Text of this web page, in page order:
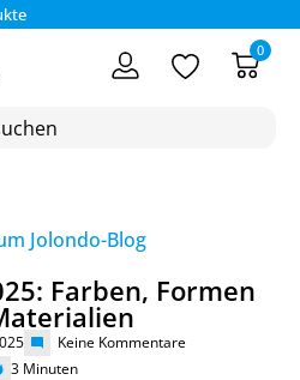
0
Jolondo-Blog
Farben, Formen
Keine Kommentare
3 Minuten